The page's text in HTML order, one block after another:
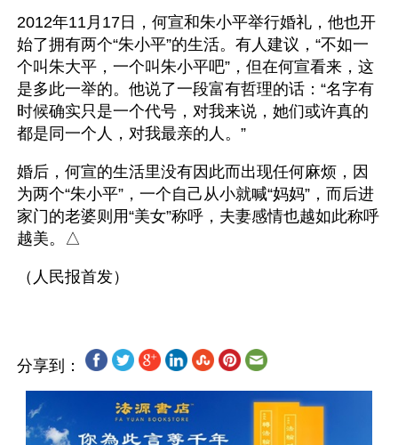
2012年11月17日，何宣和朱小平举行婚礼，他也开
始了拥有两个“朱小平”的生活。有人建议，“不如一
个叫朱大平，一个叫朱小平吧”，但在何宣看来，这
是多此一举的。他说了一段富有哲理的话：“名字有
时候确实只是一个代号，对我来说，她们或许真的
都是同一个人，对我最亲的人。”
婚后，何宣的生活里没有因此而出现任何麻烦，因
为两个“朱小平”，一个自己从小就喊“妈妈”，而后进
家门的老婆则用“美女”称呼，夫妻感情也越如此称呼
越美。△
分享到：